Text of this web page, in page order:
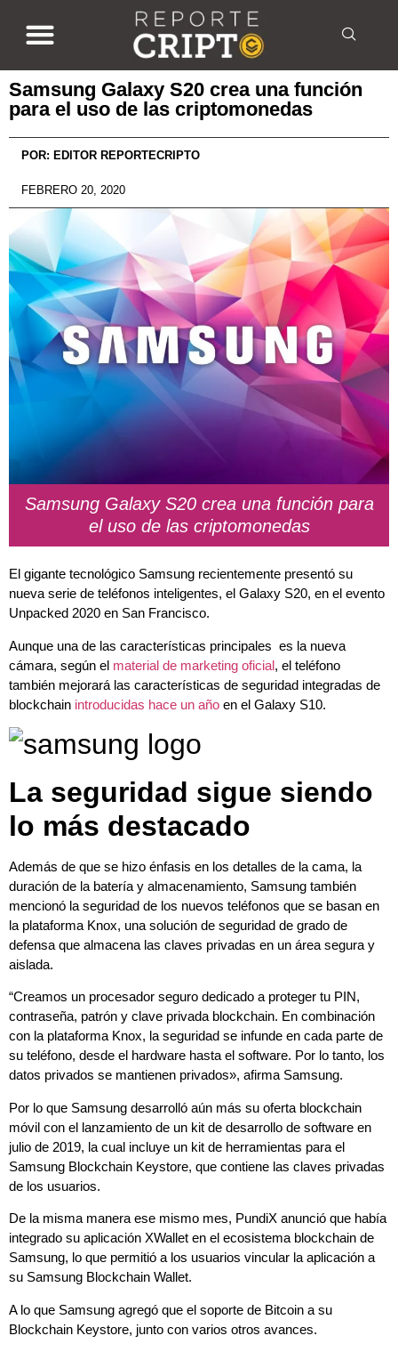
Samsung Galaxy S20 crea una función
para el uso de las criptomonedas
POR: EDITOR REPORTECRIPTO
FEBRERO 20, 2020
Samsung Galaxy S20 crea una función para
el uso de las criptomonedas
El gigante tecnológico Samsung recientemente presentó su
nueva serie de teléfonos inteligentes, el Galaxy S20, en el evento
Unpacked 2020 en San Francisco.
Aunque una de las características principales es la nueva
cámara, según el material de marketing oficial, el teléfono
también mejorará las características de seguridad integradas de
blockchain introducidas hace un año en el Galaxy S10.
La seguridad sigue siendo
lo más destacado
Además de que se hizo énfasis en los detalles de la cama, la
duración de la batería y almacenamiento, Samsung también
mencionó la seguridad de los nuevos teléfonos que se basan en
la plataforma Knox, una solución de seguridad de grado de
defensa que almacena las claves privadas en un área segura y
aislada.
“Creamos un procesador seguro dedicado a proteger tu PIN,
contraseña, patrón y clave privada blockchain. En combinación
con la plataforma Knox, la seguridad se infunde en cada parte de
su teléfono, desde el hardware hasta el software. Por lo tanto, los
datos privados se mantienen privados», afirma Samsung.
Por lo que Samsung desarrolló aún más su oferta blockchain
móvil con el lanzamiento de un kit de desarrollo de software en
julio de 2019, la cual incluye un kit de herramientas para el
Samsung Blockchain Keystore, que contiene las claves privadas
de los usuarios.
De la misma manera ese mismo mes, PundiX anunció que había
integrado su aplicación XWallet en el ecosistema blockchain de
Samsung, lo que permitió a los usuarios vincular la aplicación a
su Samsung Blockchain Wallet.
A lo que Samsung agregó que el soporte de Bitcoin a su
Blockchain Keystore, junto con varios otros avances.